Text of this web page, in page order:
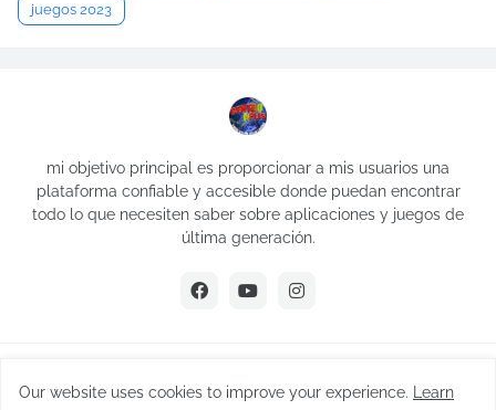
juegos 2023
mi objetivo principal es proporcionar a mis usuarios una
plataforma confiable y accesible donde puedan encontrar
todo lo que necesiten saber sobre aplicaciones y juegos de
última generación.
Creado por - Jesus Caldera- ceo Centroaplis
Our website uses cookies to improve your experience.
Learn